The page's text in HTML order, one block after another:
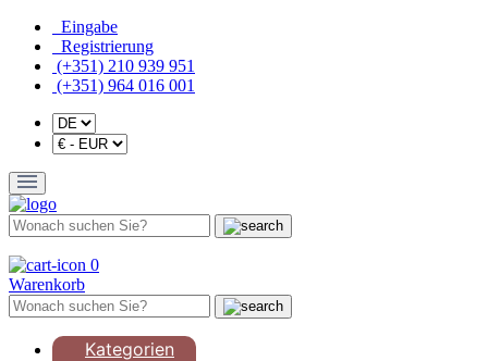
Eingabe
Registrierung
(+351) 210 939 951
(+351) 964 016 001
0
Warenkorb
Kategorien